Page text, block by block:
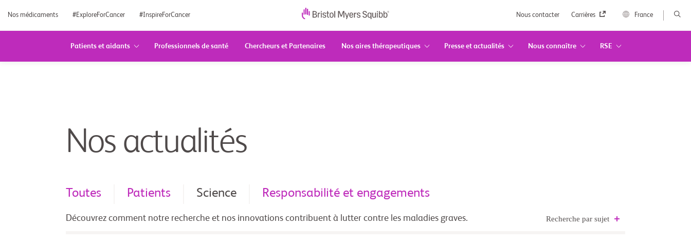
Nos médicaments #ExploreForCancer #InspireForCancer Nous contacter Carrières France
Patients et aidants Professionnels de santé Chercheurs et Partenaires Nos aires thérapeutiques Presse et actualités Nous connaître RSE
Nos actualités
Toutes Patients Science Responsabilité et engagements
Découvrez comment notre recherche et nos innovations contribuent à lutter contre les maladies graves. Recherche par sujet